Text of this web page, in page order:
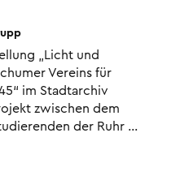
„Licht und
Vereins für
im Stadtarchiv
zwischen dem
der Ruhr …